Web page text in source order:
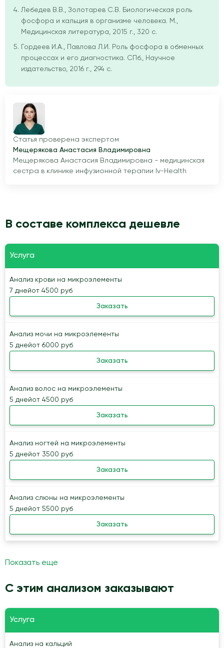
Лебедев В.В., Золотарев С.В. Биологическая роль
фосфора и кальция в организме человека. М.,
Медицинская литература, 2015 г., 320 с.
Гордеев И.А., Павлова Л.И. Роль фосфора в обменных
процессах и его диагностика. СПб., Научное
издательство, 2016 г., 294 с.
Статья проверена экспертом
Мещерякова Анастасия Владимировна
Мещерякова Анастасия Владимировна - медицинская
сестра в клинике инфузионной терапии Iv-Health
В составе комплекса дешевле
Услуга
Анализ крови на микроэлементы
7 днейот 4500 руб
Заказать
Анализ мочи на микроэлементы
5 днейот 6000 руб
Заказать
Анализ волос на микроэлементы
5 днейот 4500 руб
Заказать
Анализ ногтей на микроэлементы
5 днейот 3500 руб
Заказать
Анализ слюны на микроэлементы
5 днейот 5500 руб
Заказать
Показать еще
С этим анализом заказывают
Услуга
Анализ на кальций